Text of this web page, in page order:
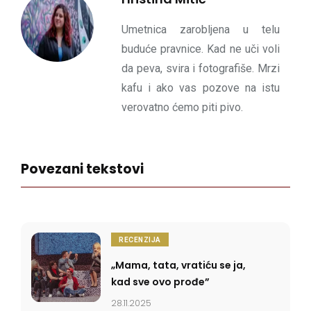
Umetnica zarobljena u telu
buduće pravnice. Kad ne uči voli
da peva, svira i fotografiše. Mrzi
kafu i ako vas pozove na istu
verovatno ćemo piti pivo.
Povezani tekstovi
RECENZIJA
„Mama, tata, vratiću se ja,
kad sve ovo prođe”
28.11.2025